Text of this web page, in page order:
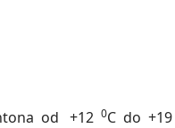
od +12 0C do +19